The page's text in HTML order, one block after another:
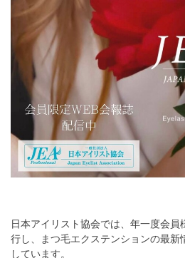
日本アイリスト協会では、年一度会
行し、まつ毛エクステンションの最
しています。